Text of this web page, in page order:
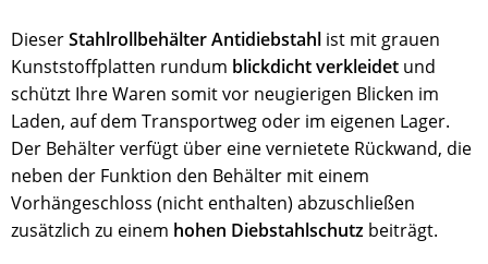
DieserStahlrollbehälter Antidiebstahl ist mit grauen
Kunststoffplatten rundum blickdicht verkleidet und
schützt Ihre Waren somit vor neugierigen Blicken im
Laden, auf dem Transportweg oder im eigenen Lager.
Der Behälter verfügt über eine vernietete Rückwand, die
neben der Funktion den Behälter mit einem
Vorhängeschloss (nicht enthalten) abzuschließen
zusätzlich zu einem hohen Diebstahlschutz beiträgt.